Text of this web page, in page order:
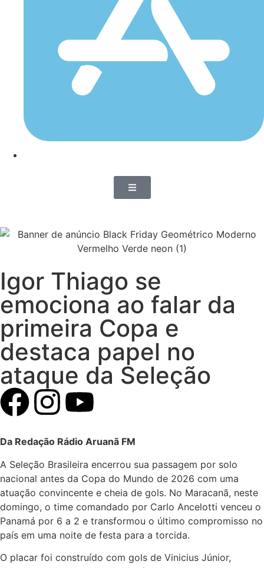
Igor Thiago se
emociona ao falar da
primeira Copa e
destaca papel no
ataque da Seleção
Da Redação Rádio Aruanã FM
A Seleção Brasileira encerrou sua passagem por solo
nacional antes da Copa do Mundo de 2026 com uma
atuação convincente e cheia de gols. No Maracanã, neste
domingo, o time comandado por Carlo Ancelotti venceu o
Panamá por 6 a 2 e transformou o último compromisso no
país em uma noite de festa para a torcida.
O placar foi construído com gols de Vinicius Júnior,